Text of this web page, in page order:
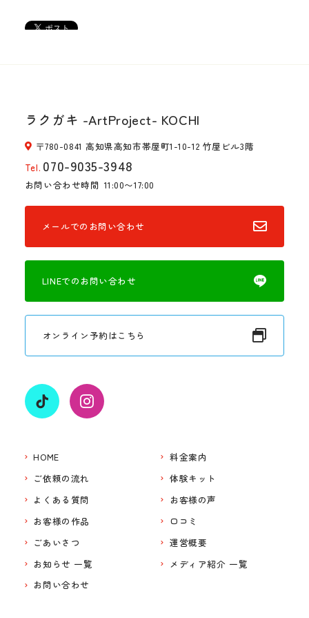
ラクガキ -ArtProject- KOCHI
〒780-0841 高知県高知市帯屋町1-10-12 竹屋ビル3階
Tel. 070-9035-3948
お問い合わせ時間 11:00〜17:00
メールでのお問い合わせ
LINEでのお問い合わせ
オンライン予約はこちら
HOME
料金案内
ご依頼の流れ
体験キット
よくある質問
お客様の声
お客様の作品
口コミ
ごあいさつ
運営概要
お知らせ 一覧
メディア紹介 一覧
お問い合わせ